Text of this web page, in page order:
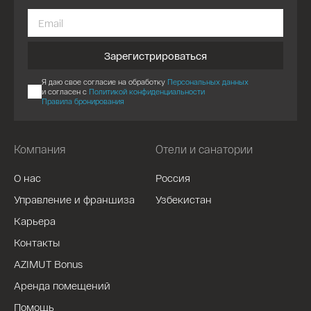
Компания
О нас
Управление и франшиза
Карьера
Контакты
AZIMUT Bonus
Аренда помещений
Помощь
Отели и санатории
Россия
Узбекистан
Зарегистрироваться
Я даю свое согласие на обработку Персональных данных
и согласен с Политикой конфиденциальности
Правила бронирования